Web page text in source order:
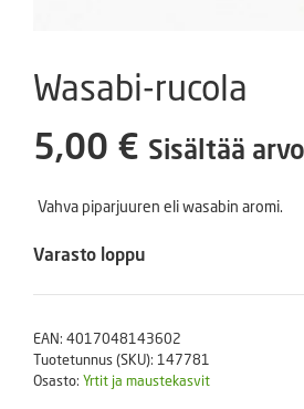
Wasabi-rucola
5,00 € Sisältää
Vahva piparjuuren eli wasabin aromi.
Varasto loppu
EAN: 4017048143602
Tuotetunnus (SKU): 147781
Osasto: Yrtit ja maustekasvit